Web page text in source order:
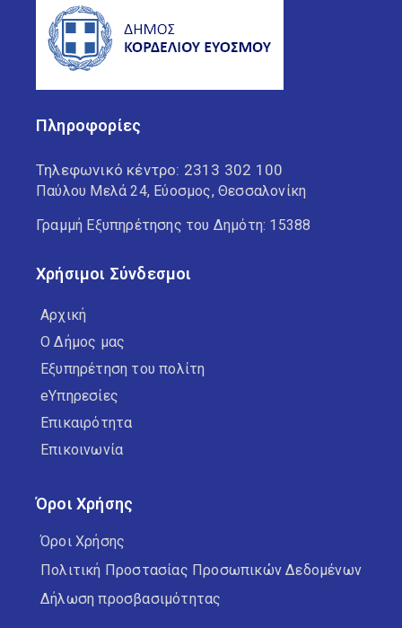
Πληροφορίες
Τηλεφωνικό κέντρο: 2313 302 100
Παύλου Μελά 24, Εύοσμος, Θεσσαλονίκη
Γραμμή Εξυπηρέτησης του Δημότη: 15388
Χρήσιμοι Σύνδεσμοι
Αρχική
Ο Δήμος μας
Εξυπηρέτηση του πολίτη
eΥπηρεσίες
Επικαιρότητα
Επικοινωνία
Όροι Χρήσης
Όροι Χρήσης
Πολιτική Προστασίας Προσωπικών Δεδομένων
Δήλωση προσβασιμότητας